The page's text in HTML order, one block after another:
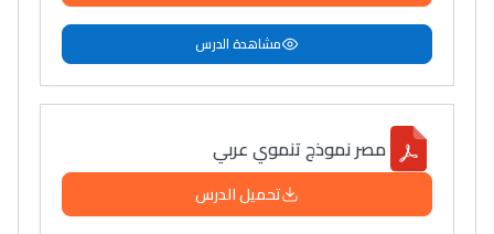
مشاهدة الدرس
مصر نموذج تنموي عربي
تحميل الدرس